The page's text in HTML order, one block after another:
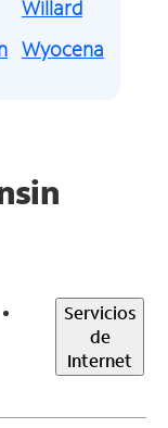
Willard
Wyocena
Servicios
de
Internet